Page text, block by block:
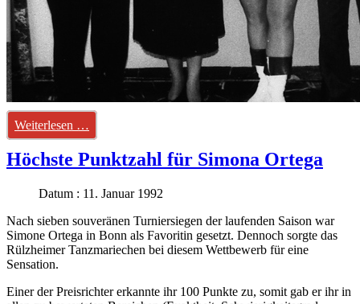
Weiterlesen …
Höchste Punktzahl für Simona Ortega
Datum : 11. Januar 1992
Nach sieben souveränen Turniersiegen der laufenden Saison war
Simone Ortega in Bonn als Favoritin gesetzt. Dennoch sorgte das
Rülzheimer Tanzmariechen bei diesem Wettbewerb für eine
Sensation.
Einer der Preisrichter erkannte ihr 100 Punkte zu, somit gab er ihr in